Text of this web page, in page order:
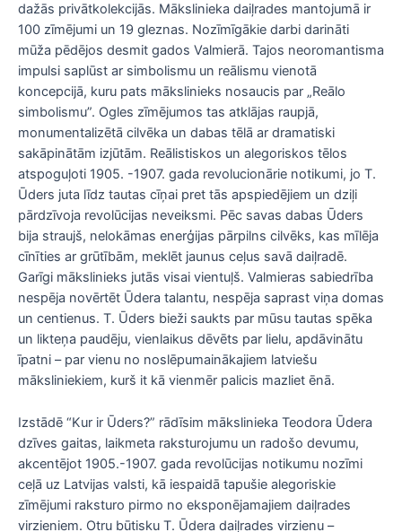
dažās privātkolekcijās. Mākslinieka daiļrades mantojumā ir
100 zīmējumi un 19 gleznas. Nozīmīgākie darbi darināti
mūža pēdējos desmit gados Valmierā. Tajos neoromantisma
impulsi saplūst ar simbolismu un reālismu vienotā
koncepcijā, kuru pats mākslinieks nosaucis par „Reālo
simbolismu”. Ogles zīmējumos tas atklājas raupjā,
monumentalizētā cilvēka un dabas tēlā ar dramatiski
sakāpinātām izjūtām. Reālistiskos un alegoriskos tēlos
atspoguļoti 1905. -1907. gada revolucionārie notikumi, jo T.
Ūders juta līdz tautas cīņai pret tās apspiedējiem un dziļi
pārdzīvoja revolūcijas neveiksmi. Pēc savas dabas Ūders
bija straujš, nelokāmas enerģijas pārpilns cilvēks, kas mīlēja
cīnīties ar grūtībām, meklēt jaunus ceļus savā daiļradē.
Garīgi mākslinieks jutās visai vientuļš. Valmieras sabiedrība
nespēja novērtēt Ūdera talantu, nespēja saprast viņa domas
un centienus. T. Ūders bieži saukts par mūsu tautas spēka
un likteņa paudēju, vienlaikus dēvēts par lielu, apdāvinātu
īpatni – par vienu no noslēpumainākajiem latviešu
māksliniekiem, kurš it kā vienmēr palicis mazliet ēnā.
Izstādē “Kur ir Ūders?” rādīsim mākslinieka Teodora Ūdera
dzīves gaitas, laikmeta raksturojumu un radošo devumu,
akcentējot 1905.-1907. gada revolūcijas notikumu nozīmi
ceļā uz Latvijas valsti, kā iespaidā tapušie alegoriskie
zīmējumi raksturo pirmo no eksponējamajiem daiļrades
virzieniem. Otru būtisku T. Ūdera daiļrades virzienu –